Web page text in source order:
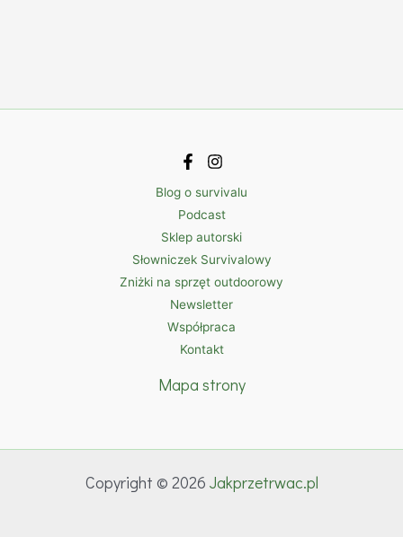
Blog o survivalu
Podcast
Sklep autorski
Słowniczek Survivalowy
Zniżki na sprzęt outdoorowy
Newsletter
Współpraca
Kontakt
Mapa strony
Copyright © 2026 Jakprzetrwac.pl